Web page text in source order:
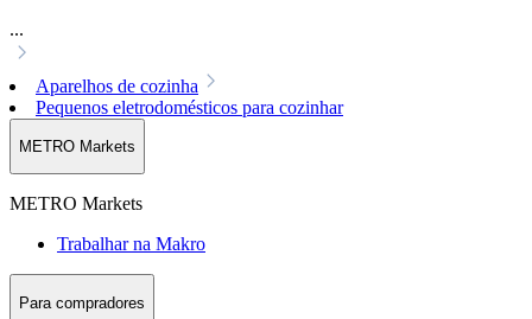
...
Aparelhos de cozinha
Pequenos eletrodomésticos para cozinhar
METRO Markets
METRO Markets
Trabalhar na Makro
Para compradores